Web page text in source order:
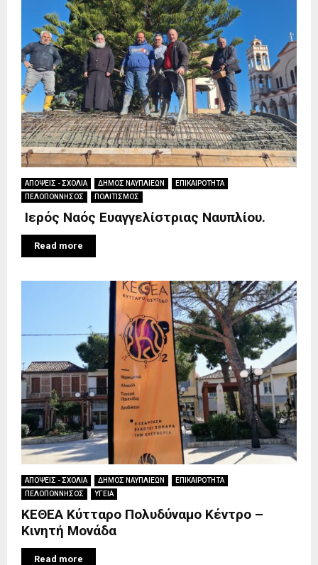
ΑΠΟΨΕΙΣ - ΣΧΟΛΙΑ ΔΗΜΟΣ ΝΑΥΠΛΙΕΩΝ
ΕΠΙΚΑΙΡΟΤΗΤΑ
ΠΕΛΟΠΟΝΝΗΣΟΣ
ΠΟΛΙΤΙΣΜΟΣ
Ιερός Ναός Ευαγγελίστριας Ναυπλίου.
Read more
ΑΠΟΨΕΙΣ - ΣΧΟΛΙΑ ΔΗΜΟΣ ΝΑΥΠΛΙΕΩΝ
ΕΠΙΚΑΙΡΟΤΗΤΑ
ΠΕΛΟΠΟΝΝΗΣΟΣ
ΥΓΕΙΑ
ΚΕΘΕΑ Κύτταρο Πολυδύναμο Κέντρο –
Κινητή Μονάδα
Read more